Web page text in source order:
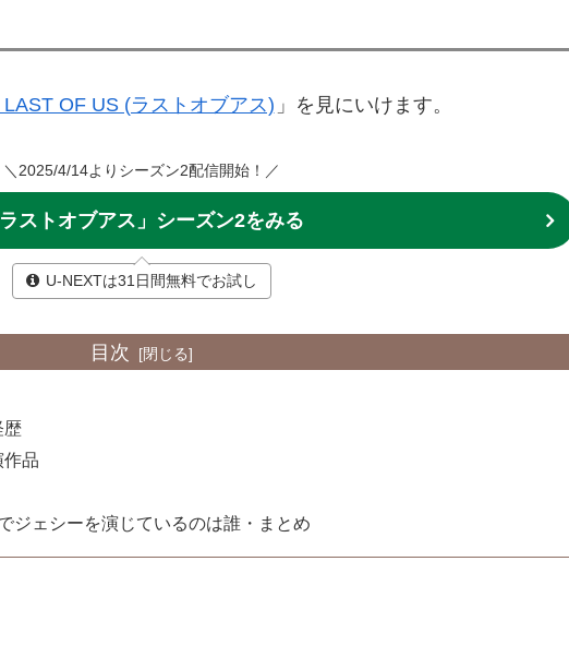
OF US (ラストオブアス) 」を見にいけます。
＼2025/4/14よりシーズン2配信開始！／
ラストオブアス」シーズン2をみる
U-NEXTは31日間無料でお試し
目次
歴
作品
ジェシーを演じているのは誰・まとめ